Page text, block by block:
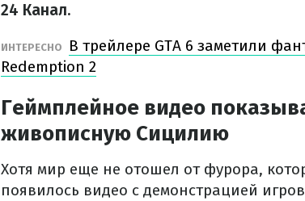
24 Канал.
ИНТЕРЕСНО
В трейлере GTA 6 заметили
Redemption 2
Геймплейное видео
живописную Сицилию
Хотя мир еще не отошел от фурора,
появилось видео с демонстрацией